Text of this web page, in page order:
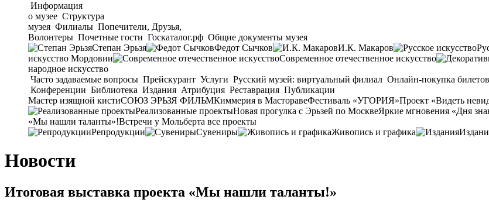
Информация
о музее Структура
музея Филиалы Попечители, Друзья,
Волонтеры Почетные гости Госкаталог.рф Общие документы музея
Степан Эрьзя
Федот Сычков И.К. Макаров
искусство Мордовии
Современное отечественное искусство
народное искусство
Часто задаваемые вопросы Прейскурант Услуги Русский музей: виртуальный филиал Онлайн-покупка билетов
Конференции Библиотека Издания Атрибуция Реставрация Публикации
Мастер изящной кистиСОЮЗ ЭРЬЗЯ ФИЛЬМКиммерия в МасторавеФестиваль «УГОРИЯ»Проект «Видеть
Реализованные проектыНовая прогулка с Эрьзей по МосквеЯркие мгновения «Дня
«Мы нашли таланты»!Встречи у Мольберта все проекты
Репродукции
Сувениры Живопись и графика
Новости
Итоговая выставка проекта «Мы нашли таланты!»